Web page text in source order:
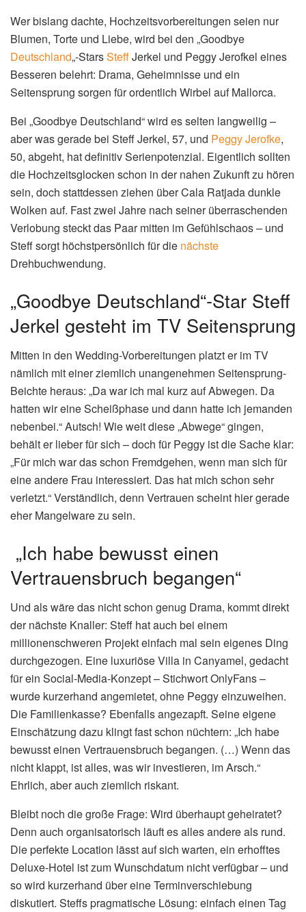
Wer bislang dachte, Hochzeitsvorbereitungen seien nur
Blumen, Torte und Liebe, wird bei den „Goodbye
Deutschland„-StarsSteffJerkel und Peggy Jerofkel eines
Besseren belehrt: Drama, Geheimnisse und ein
Seitensprung sorgen für ordentlich Wirbel auf Mallorca.
Bei „Goodbye Deutschland“ wird es selten langweilig –
aber was gerade bei Steff Jerkel, 57, und Peggy Jerofke,
50, abgeht, hat definitiv Serienpotenzial. Eigentlich sollten
die Hochzeitsglocken schon in der nahen Zukunft zu hören
sein, doch stattdessen ziehen über Cala Ratjada dunkle
Wolken auf. Fast zwei Jahre nach seiner überraschenden
Verlobung steckt das Paar mitten im Gefühlschaos – und
Steff sorgt höchstpersönlich für die nächste
Drehbuchwendung.
„Goodbye Deutschland“-Star Steff
Jerkel gesteht im TV Seitensprung
Mitten in den Wedding-Vorbereitungen platzt er im TV
nämlich mit einer ziemlich unangenehmen Seitensprung-
Beichte heraus: „Da war ich mal kurz auf Abwegen. Da
hatten wir eine Scheißphase und dann hatte ich jemanden
nebenbei.“ Autsch! Wie weit diese „Abwege“ gingen,
behält er lieber für sich – doch für Peggy ist die Sache klar:
„Für mich war das schon Fremdgehen, wenn man sich für
eine andere Frau interessiert. Das hat mich schon sehr
verletzt.“ Verständlich, denn Vertrauen scheint hier gerade
eher Mangelware zu sein.
„Ich habe bewusst einen
Vertrauensbruch begangen“
Und als wäre das nicht schon genug Drama, kommt direkt
der nächste Knaller: Steff hat auch bei einem
millionenschweren Projekt einfach mal sein eigenes Ding
durchgezogen. Eine luxuriöse Villa in Canyamel, gedacht
für ein Social-Media-Konzept – Stichwort OnlyFans –
wurde kurzerhand angemietet, ohne Peggy einzuweihen.
Die Familienkasse? Ebenfalls angezapft. Seine eigene
Einschätzung dazu klingt fast schon nüchtern: „Ich habe
bewusst einen Vertrauensbruch begangen. (…) Wenn das
nicht klappt, ist alles, was wir investieren, im Arsch.“
Ehrlich, aber auch ziemlich riskant.
Bleibt noch die große Frage: Wird überhaupt geheiratet?
Denn auch organisatorisch läuft es alles andere als rund.
Die perfekte Location lässt auf sich warten, ein erhofftes
Deluxe-Hotel ist zum Wunschdatum nicht verfügbar – und
so wird kurzerhand über eine Terminverschiebung
diskutiert. Steffs pragmatische Lösung: einfach einen Tag